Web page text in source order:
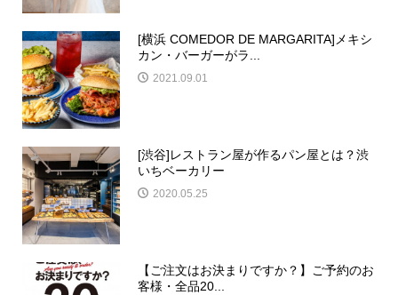
[横浜 COMEDOR DE MARGARITA]メキシ
カン・バーガーがラ...
2021.09.01
[渋谷]レストラン屋が作るパン屋とは？渋
いちベーカリー
2020.05.25
【ご注文はお決まりですか？】ご予約のお
客様・全品20...